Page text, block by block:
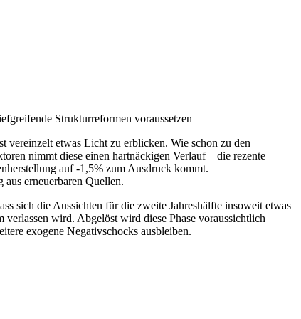
Strukturreformen voraussetzen
vereinzelt etwas Licht zu erblicken. Wie schon zu den
nimmt diese einen hartnäckigen Verlauf – die rezente
auf -1,5% zum Ausdruck kommt.
erneuerbaren Quellen.
sich die Aussichten für die zweite Jahreshälfte insoweit etwas
wird. Abgelöst wird diese Phase voraussichtlich
exogene Negativschocks ausbleiben.